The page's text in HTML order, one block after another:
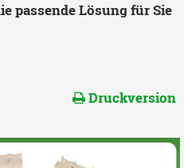
passende Lösung für Sie
Druckversion